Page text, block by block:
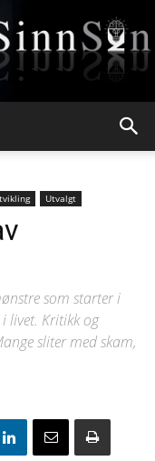
Utvalgt
som starter i
livet. Kritikk og
sliter med skam,